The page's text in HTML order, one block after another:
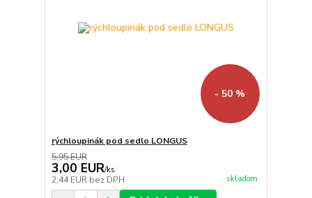
- 50 %
rýchloupinák pod sedlo LONGUS
5,95 EUR
3,00 EUR/ks
2,44 EUR bez DPH skladom